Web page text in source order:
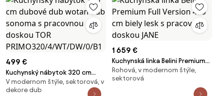
499 €
Kuchynský nábytok 320 cm
dubové dub wotan dub
sonoma s pracovnou doskou
V modernom štýle, sektorová, v
dekore dub
1 659 €
Kuchynská linka Belini Premium
Full Version 480 cm biely lesk s
pracovnou doskou JANE
Rohová, v modernom štýle,
sektorová